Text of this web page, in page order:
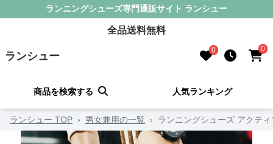
ランニングシューズ専門通販サイト ランシュー
全品送料無料
ランシュー 0 0
商品を検索する 人気ランキング
ランシュー TOP › 男女兼用の一覧 › ランニングシューズ アクテ